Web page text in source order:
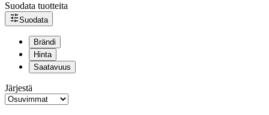
Suodata tuotteita
Suodata
Brändi
Hinta
Saatavuus
Järjestä